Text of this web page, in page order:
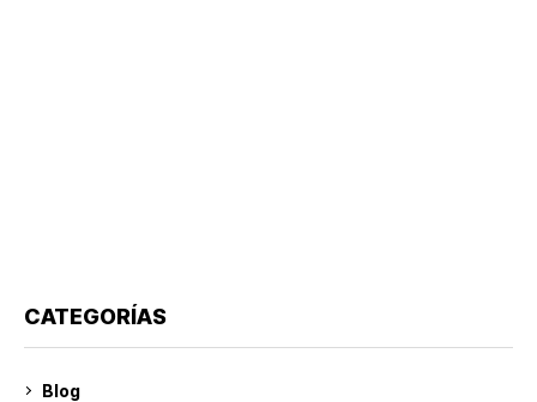
CATEGORÍAS
Blog